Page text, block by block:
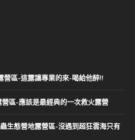
營區-這露讓專業的來-喝給他醉!!
區-應該是最經典的一次救火露營
生態營地露營區-沒遇到超狂雲海只有